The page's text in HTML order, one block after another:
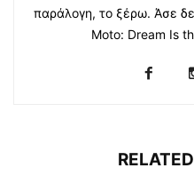
παράλογη, το ξέρω. Άσε
Moto: Dream Is